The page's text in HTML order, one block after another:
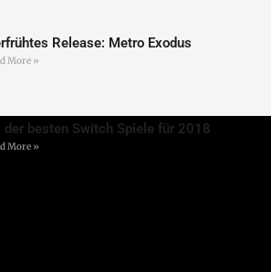
Release: Metro Exodus
More »
der besten Switch Spiele für 2018
More »